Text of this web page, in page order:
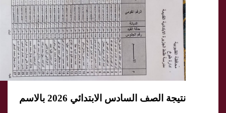
نتيجة الصف السادس الابتدائي 2026 بالاسم